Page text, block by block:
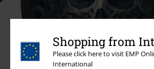
Shopping from
Please click here to visit EMP
International